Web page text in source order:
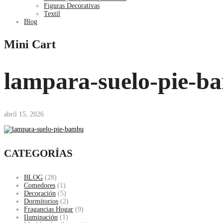
Figuras Decorativas
Textil
Blog
Mini Cart
lampara-suelo-pie-
abril 15, 2026
CATEGORÍAS
BLOG (28)
Comedores (1)
Decoración (5)
Dormitorios (2)
Fragancias Hogar (9)
Iluminación (1)